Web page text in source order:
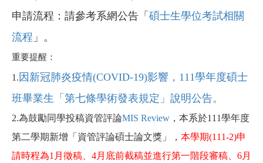
申請流程：請參考系網公告「 碩士生學位考試相關
流程 」。
重要提醒：
1. 因新冠肺炎疫情(COVID-19)影響，111學年度碩士
班畢業生「第七條學術發表規定」說明公告。
2.為鼓勵同學投稿資管評論MIS Review ，本系於111學年度
第二學期新增「資管評論碩士論文獎」， 本學期(111-2)申
請時程為1月徵稿、4月底前截稿並進行第一階段審稿、6月